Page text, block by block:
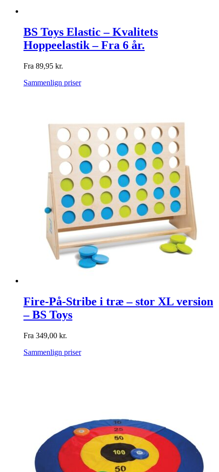
BS Toys Elastic – Kvalitets
Hoppeelastik – Fra 6 år.
Fra 89,95 kr.
Sammenlign priser
Fire-På-Stribe i træ – stor XL version
– BS Toys
Fra 349,00 kr.
Sammenlign priser